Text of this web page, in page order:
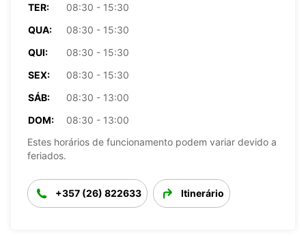
TER:
08:30 - 15:30
QUA:
08:30 - 15:30
QUI:
08:30 - 15:30
SEX:
08:30 - 15:30
SÁB:
08:30 - 13:00
DOM:
08:30 - 13:00
Estes horários de funcionamento podem variar devido a
feriados.
+357 (26) 822633 Itinerário